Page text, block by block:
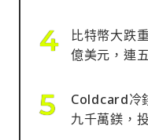
比特幣大跌
億美元，連
Coldcard冷
九千萬鎂，